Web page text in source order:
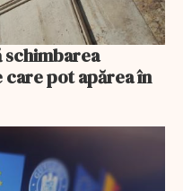
schimbarea
care pot apărea în